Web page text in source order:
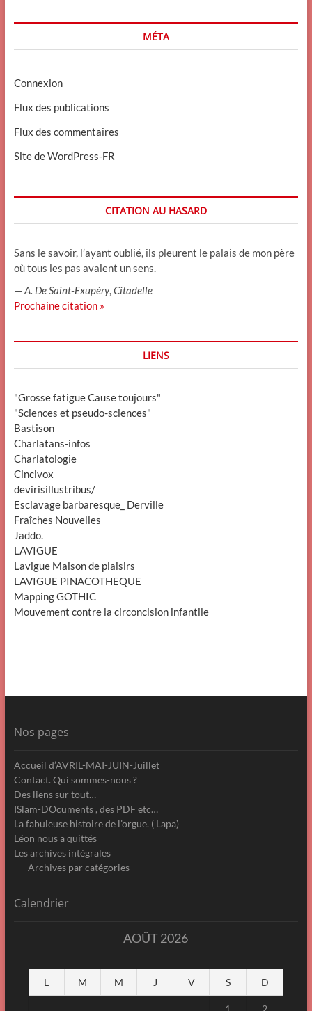
MÉTA
Connexion
Flux des publications
Flux des commentaires
Site de WordPress-FR
CITATION AU HASARD
Sans le savoir, l’ayant oublié, ils pleurent le palais de mon père
où tous les pas avaient un sens.
—A. De Saint-Exupéry, Citadelle
Prochaine citation »
LIENS
"Grosse fatigue Cause toujours"
"Sciences et pseudo-sciences"
Bastison
Charlatans-infos
Charlatologie
Cincivox
devirisillustribus/
Esclavage barbaresque_ Derville
Fraîches Nouvelles
Jaddo.
LAVIGUE
Lavigue Maison de plaisirs
LAVIGUE PINACOTHEQUE
Mapping GOTHIC
Mouvement contre la circoncision infantile
Nos pages
Accueil d’AVRIL-MAI-JUIN-Juillet
Contact. Qui sommes-nous ?
Des liens sur tout…
ISlam-DOcuments , des PDF etc…
La fabuleuse histoire de l’orgue. ( Lapa)
Léon nous a quittés
Les archives intégrales
Archives par catégories
Calendrier
AOÛT 2026
L M M J V S D
1 2